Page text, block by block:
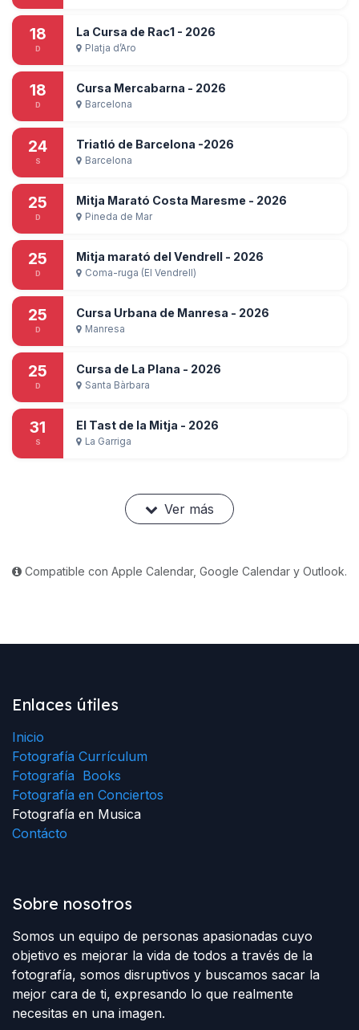
18
D
La Cursa de Rac1 - 2026
Platja d’Aro
18
D
Cursa Mercabarna - 2026
Barcelona
24
S
Triatló de Barcelona -2026
Barcelona
25
D
Mitja Marató Costa Maresme - 2026
Pineda de Mar
25
D
Mitja marató del Vendrell - 2026
Coma-ruga (El Vendrell)
25
D
Cursa Urbana de Manresa - 2026
Manresa
25
D
Cursa de La Plana - 2026
Santa Bàrbara
31
S
El Tast de la Mitja - 2026
La Garriga
Ver más
Compatible con Apple Calendar, Google Calendar y Outlook.
Enlaces útiles
Inicio
Fotografía Currículum
Fotografía Books
Fotografía en Conciertos
Fotografía en Musica
Contácto
Sobre nosotros
Somos un equipo de personas apasionadas cuyo
objetivo es mejorar la vida de todos a través de la
fotografía, somos disruptivos y buscamos sacar la
mejor cara de ti, expresando lo que realmente
necesitas en una imagen.